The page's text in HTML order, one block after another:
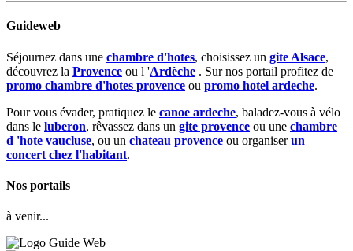
Guideweb
Séjournez dans une chambre d'hotes, choisissez un gite Alsace,
découvrez la Provence ou l 'Ardèche . Sur nos portail profitez de
promo chambre d'hotes provence ou promo hotel ardeche.
Pour vous évader, pratiquez le canoe ardeche, baladez-vous à vélo
dans le luberon, rêvassez dans un gite provence ou une chambre
d 'hote vaucluse, ou un chateau provence ou organiserun
concert chez l'habitant.
Nos portails
à venir...